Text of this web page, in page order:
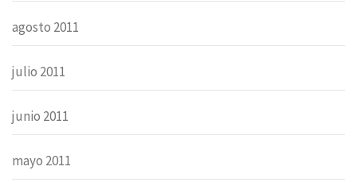
agosto 2011
julio 2011
junio 2011
mayo 2011